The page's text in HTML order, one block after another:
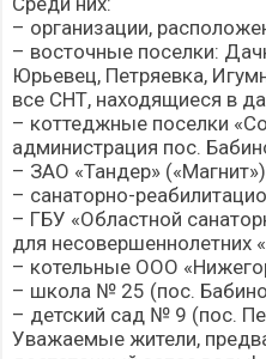
– организации,
– восточные поселки:
Юрьевец, Петряевка,
все СНТ, находящиеся в
– коттеджные поселки
администрация пос.
– ЗАО «Тандер»
– санаторно-
– ГБУ «Областной
для несовершеннолетних
– котельные ООО
– школа № 25 (пос.
– детский сад № 9 (пос.
Уважаемые жители,